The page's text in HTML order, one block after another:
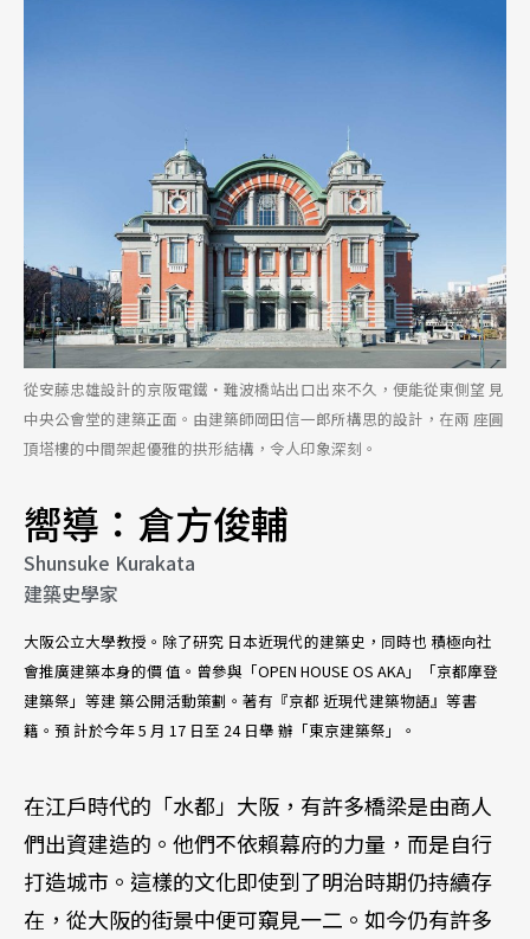
從安藤忠雄設計的京阪電鐵・難波橋站出口出來不久，便能從東側望 見
中央公會堂的建築正面。由建築師岡田信一郎所構思的設計，在兩 座圓
頂塔樓的中間架起優雅的拱形結構，令人印象深刻。
嚮導：倉方俊輔
Shunsuke Kurakata
建築史學家
大阪公立大學教授。除了研究 日本近現代的建築史，同時也 積極向社
會推廣建築本身的價 值。曾參與「OPEN HOUSE OS AKA」「京都摩登
建築祭」等建 築公開活動策劃。著有『京都 近現代建築物語』等書
籍。預 計於今年 5 月 17 日至 24 日舉 辦「東京建築祭」。
在江戶時代的「水都」大阪，有許多橋梁是由商人
們出資建造的。他們不依賴幕府的力量，而是自行
打造城市。這樣的文化即使到了明治時期仍持續存
在，從大阪的街景中便可窺見一二。如今仍有許多